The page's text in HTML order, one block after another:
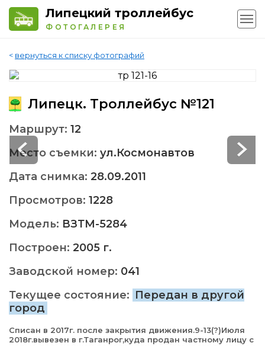
Липецкий троллейбус
ФОТОГАЛЕРЕЯ
< вернуться к списку фотографий
Липецк. Троллейбус №121
Маршрут: 12
Место съемки: ул.Космонавтов
Дата снимка: 28.09.2011
Просмотров: 1228
Модель: ВЗТМ-5284
Построен: 2005 г.
Заводской номер: 041
Текущее состояние: Передан в другой
город
Списан в 2017г. после закрытия движения.9-13(?)Июля
2018г.вывезен в г.Таганрог,куда продан частному лицу с